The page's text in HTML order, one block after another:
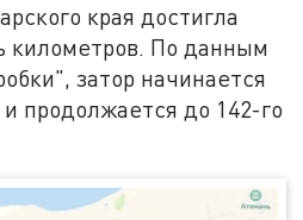
края достигла
километров. По данным
затор начинается
продолжается до 142-го